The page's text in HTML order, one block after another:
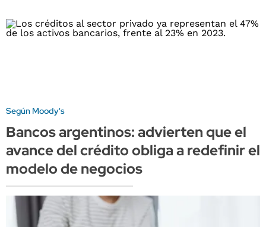
Según Moody's
Bancos argentinos: advierten que el
avance del crédito obliga a redefinir el
modelo de negocios